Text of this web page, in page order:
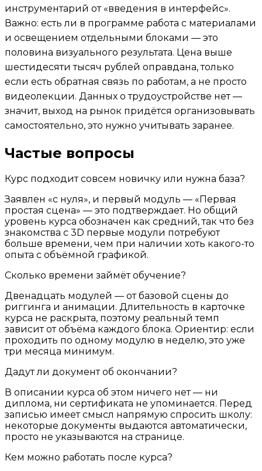
инструментарий от «введения в интерфейс».
Важно: есть ли в программе работа с материалами
и освещением отдельными блоками — это
половина визуального результата. Цена выше
шестидесяти тысяч рублей оправдана, только
если есть обратная связь по работам, а не просто
видеолекции. Данных о трудоустройстве нет —
значит, выход на рынок придётся организовывать
самостоятельно, это нужно учитывать заранее.
Частые вопросы
Курс подходит совсем новичку или нужна база?
Заявлен «с нуля», и первый модуль — «Первая
простая сцена» — это подтверждает. Но общий
уровень курса обозначен как средний, так что без
знакомства с 3D первые модули потребуют
больше времени, чем при наличии хоть какого-то
опыта с объёмной графикой.
Сколько времени займёт обучение?
Двенадцать модулей — от базовой сцены до
риггинга и анимации. Длительность в карточке
курса не раскрыта, поэтому реальный темп
зависит от объёма каждого блока. Ориентир: если
проходить по одному модулю в неделю, это уже
три месяца минимум.
Дадут ли документ об окончании?
В описании курса об этом ничего нет — ни
диплома, ни сертификата не упоминается. Перед
записью имеет смысл напрямую спросить школу:
некоторые документы выдаются автоматически,
просто не указываются на странице.
Кем можно работать после курса?